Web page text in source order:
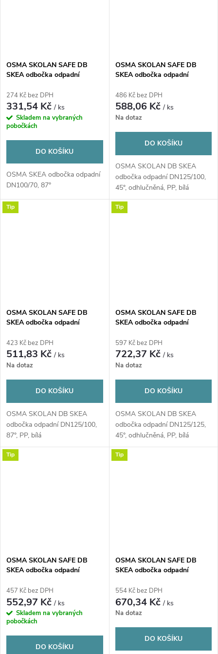
OSMA SKOLAN SAFE DB
SKEA odbočka odpadní
PP, bílá
274 Kč bez DPH
331,54 Kč/ ks
Skladem na vybraných
pobočkách
DO KOŠÍKU
OSMA SKEA odbočka odpadní
DN100/70, 87°
OSMA SKOLAN SAFE DB
SKEA odbočka odpadní
PP, bílá
486 Kč bez DPH
588,06 Kč/ ks
Na dotaz
DO KOŠÍKU
OSMA SKOLAN DB SKEA
odbočka odpadní DN125/100,
45°, odhlučněná, PP, bílá
Tip
OSMA SKOLAN SAFE DB
SKEA odbočka odpadní
PP, bílá
423 Kč bez DPH
511,83 Kč/ ks
Na dotaz
DO KOŠÍKU
OSMA SKOLAN DB SKEA
odbočka odpadní DN125/100,
87°, PP, bílá
Tip
OSMA SKOLAN SAFE DB
SKEA odbočka odpadní
PP, bílá
597 Kč bez DPH
722,37 Kč/ ks
Na dotaz
DO KOŠÍKU
OSMA SKOLAN DB SKEA
odbočka odpadní DN125/125,
45°, odhlučněná, PP, bílá
Tip
OSMA SKOLAN SAFE DB
SKEA odbočka odpadní
PP, bílá
457 Kč bez DPH
552,97 Kč/ ks
Skladem na vybraných
pobočkách
DO KOŠÍKU
Tip
OSMA SKOLAN SAFE DB
SKEA odbočka odpadní
PP, bílá
554 Kč bez DPH
670,34 Kč/ ks
Na dotaz
DO KOŠÍKU